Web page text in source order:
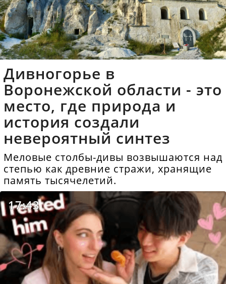
Дивногорье в
Воронежской области - это
место, где природа и
история создали
невероятный синтез
Меловые столбы-дивы возвышаются над
степью как древние стражи, хранящие
память тысячелетий.
17:43